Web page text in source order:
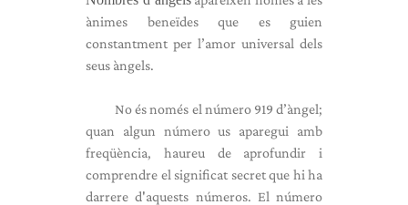
ànimes beneïdes que es guien
constantment per l’amor universal dels
seus àngels.
No és només el número 919 d’àngel;
quan algun número us aparegui amb
freqüència, haureu de aprofundir i
comprendre el significat secret que hi ha
darrere d'aquests números. El número